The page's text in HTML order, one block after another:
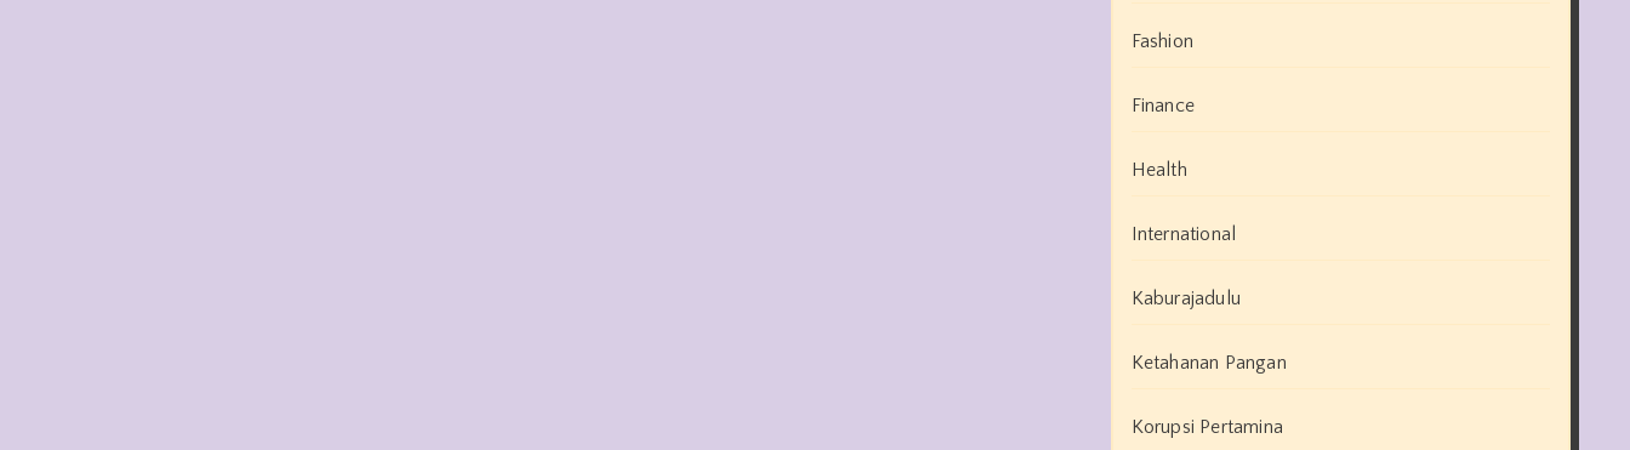
Fashion
Finance
Health
International
Kaburajadulu
Ketahanan Pangan
Korupsi Pertamina